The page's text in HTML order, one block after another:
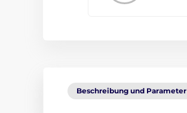
Beschreibung und Parameter